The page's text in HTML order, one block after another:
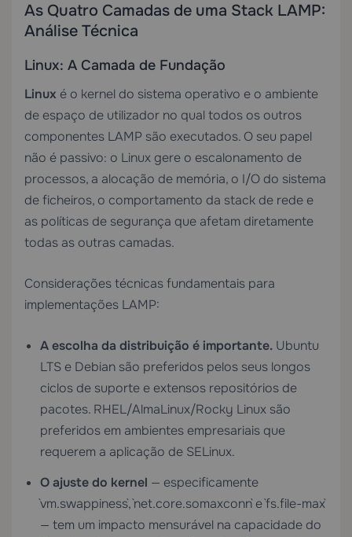
As Quatro Camadas de uma Stack LAMP:
Análise Técnica
Linux: A Camada de Fundação
Linux é o kernel do sistema operativo e o ambiente
de espaço de utilizador no qual todos os outros
componentes LAMP são executados. O seu papel
não é passivo: o Linux gere o escalonamento de
processos, a alocação de memória, o I/O do sistema
de ficheiros, o comportamento da stack de rede e
as políticas de segurança que afetam diretamente
todas as outras camadas.
Considerações técnicas fundamentais para
implementações LAMP:
A escolha da distribuição é importante. Ubuntu
LTS e Debian são preferidos pelos seus longos
ciclos de suporte e extensos repositórios de
pacotes. RHEL/AlmaLinux/Rocky Linux são
preferidos em ambientes empresariais que
requerem a aplicação de SELinux.
O ajuste do kernel — especificamente
`vm.swappiness`, `net.core.somaxconn` e `fs.file-max`
— tem um impacto mensurável na capacidade do